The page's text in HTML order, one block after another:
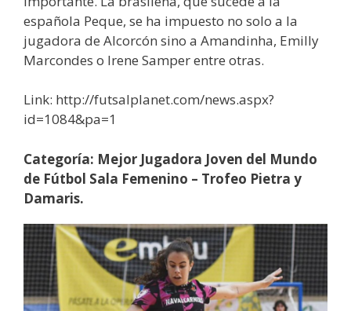
española Peque, se ha impuesto no solo a la
jugadora de Alcorcón sino a Amandinha, Emilly
Marcondes o Irene Samper entre otras.
Link: http://futsalplanet.com/news.aspx?
id=1084&pa=1
Categoría: Mejor Jugadora Joven del Mundo
de Fútbol Sala Femenino – Trofeo Pietra y
Damaris.